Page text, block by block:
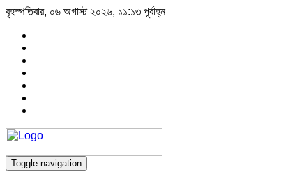
বৃহস্পতিবার, ০৬ অগাস্ট ২০২৬, ১১:১৩ পূর্বাহ্ন
Toggle navigation